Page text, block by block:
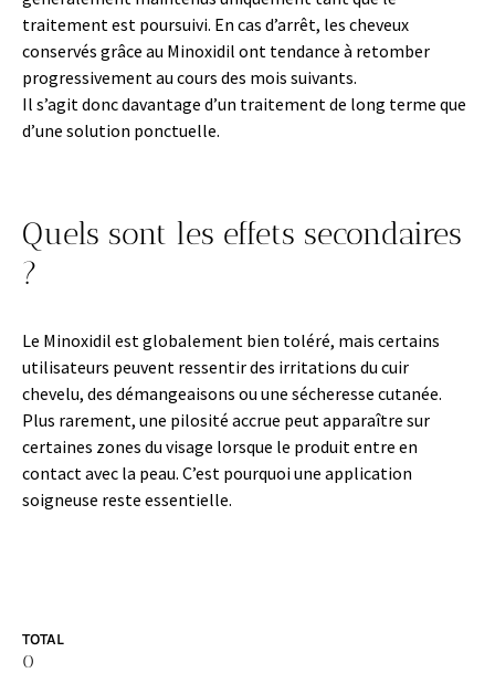
traitement est poursuivi. En cas d’arrêt, les cheveux
conservés grâce au Minoxidil ont tendance à retomber
progressivement au cours des mois suivants.
Il s’agit donc davantage d’un traitement de long terme que
d’une solution ponctuelle.
Quels sont les effets secondaires
?
Le Minoxidil est globalement bien toléré, mais certains
utilisateurs peuvent ressentir des irritations du cuir
chevelu, des démangeaisons ou une sécheresse cutanée.
Plus rarement, une pilosité accrue peut apparaître sur
certaines zones du visage lorsque le produit entre en
contact avec la peau. C’est pourquoi une application
soigneuse reste essentielle.
TOTAL
0